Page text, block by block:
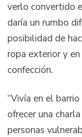
verlo convertido
daría un rumbo
posibilidad de
ropa exterior y
confección.
“Vivía en el
ofrecer una
personas